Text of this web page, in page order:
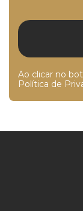
Ao clicar no
Política de